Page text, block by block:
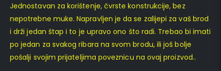
Jednostavan za korištenje, čvrste konstrukcije, bez
nepotrebne muke. Napravljen je da se zalijepi za vaš brod
i drži jedan štap i to je upravo ono što radi. Trebao bi imati
po jedan za svakog ribara na svom brodu, ili još bolje
pošalji svojim prijateljima poveznicu na ovaj proizvod..